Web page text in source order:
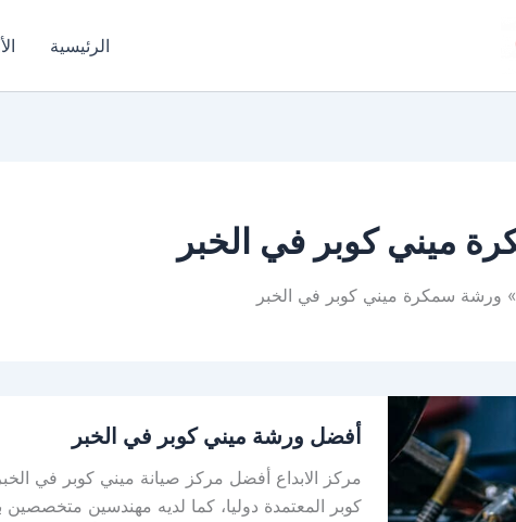
الرئيسية
ميني كوبر في الخبر
ورشة سمكرة ميني كوبر في الخبر
أفضل ورشة ميني كوبر في الخبر
مركز الابداع أفضل مركز صيانة ميني كوبر في
كوبر المعتمدة دوليا، كما لديه مهندسين
ورشة
كوبر